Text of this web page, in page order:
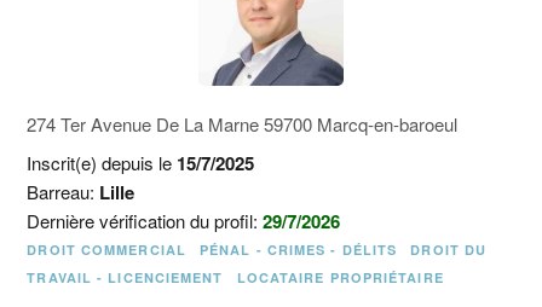
274 Ter Avenue De La Marne 59700 Marcq-en-baroeul
Inscrit(e) depuis le 15/7/2025
Barreau: Lille
Dernière vérification du profil:29/7/2026
DROIT COMMERCIAL PÉNAL - CRIMES - DÉLITS
DROIT DU
TRAVAIL - LICENCIEMENT
LOCATAIRE PROPRIÉTAIRE